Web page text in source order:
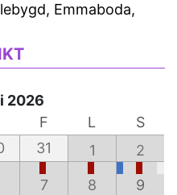
Emmaboda,
2026
F L
S
31 1 2
7 8 9